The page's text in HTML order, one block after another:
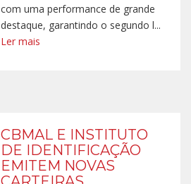
com uma performance de grande
destaque, garantindo o segundo l...
Ler mais
CBMAL E INSTITUTO
DE IDENTIFICAÇÃO
EMITEM NOVAS